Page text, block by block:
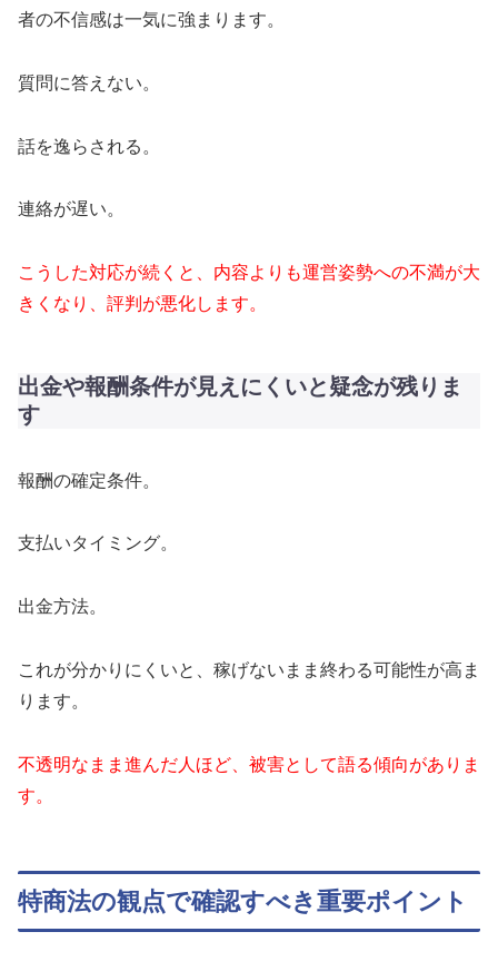
者の不信感は一気に強まります。
質問に答えない。
話を逸らされる。
連絡が遅い。
こうした対応が続くと、内容よりも運営姿勢への不満が大
きくなり、評判が悪化します。
出金や報酬条件が見えにくいと疑念が残りま
す
報酬の確定条件。
支払いタイミング。
出金方法。
これが分かりにくいと、稼げないまま終わる可能性が高ま
ります。
不透明なまま進んだ人ほど、被害として語る傾向がありま
す。
特商法の観点で確認すべき重要ポイント